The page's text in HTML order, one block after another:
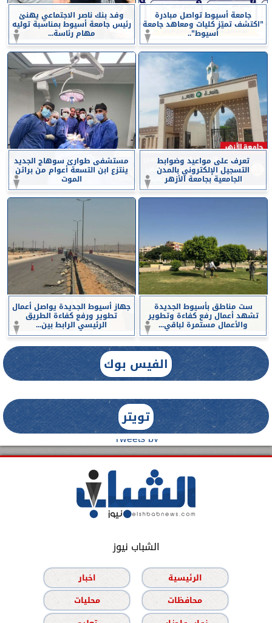
جامعة أسيوط تواصل مبادرة
”اكتشف تميّز كليات ومعاهد جامعة
أسيوط”..
وفد بنك ناصر الاجتماعي يهنئ
رئيس جامعة أسيوط بمناسبة توليه
مهام رئاسة...
تعرف على مواعيد وضوابط
التسجيل الإلكتروني بالمدن
الجامعية بجامعة الأزهر
مستشفى طوارئ سوهاج الجديد
ينتزع ابن التسعة أعوام من براثن
الموت
ست مناطق بأسيوط الجديدة
تشهد أعمال رفع كفاءة وتطوير
والأعمال مستمرة لباقي...
جهاز أسيوط الجديدة يواصل أعمال
تطوير ورفع كفاءة الطريق
الرئيسي الرابط بين...
الفيس بوك
تويتر
Tweets by
الشباب نيوز
الرئيسية
اخبار
محافظات
محليات